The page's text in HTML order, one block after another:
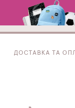
ДОСТАВКА ТА